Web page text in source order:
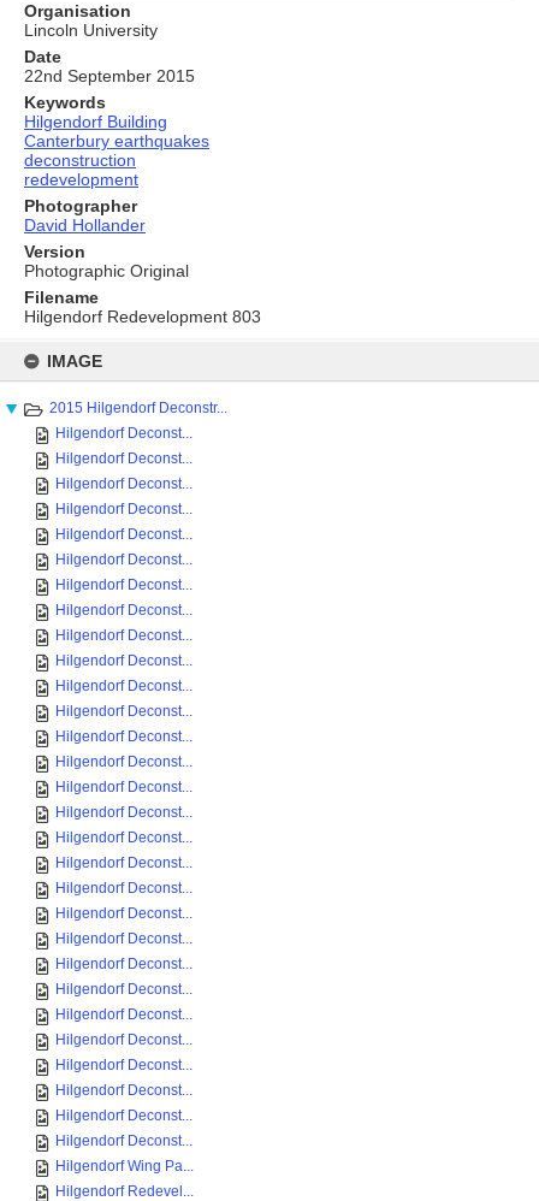
content
IMAGE
2015 Hilgendorf Deconstr...
Hilgendorf Deconst...
Hilgendorf Deconst...
Hilgendorf Deconst...
Hilgendorf Deconst...
Hilgendorf Deconst...
Hilgendorf Deconst...
Hilgendorf Deconst...
Hilgendorf Deconst...
Hilgendorf Deconst...
Hilgendorf Deconst...
Hilgendorf Deconst...
Hilgendorf Deconst...
Hilgendorf Deconst...
Hilgendorf Deconst...
Hilgendorf Deconst...
Hilgendorf Deconst...
Hilgendorf Deconst...
Hilgendorf Deconst...
Hilgendorf Deconst...
Hilgendorf Deconst...
Hilgendorf Deconst...
Hilgendorf Deconst...
Hilgendorf Deconst...
Hilgendorf Deconst...
Hilgendorf Deconst...
Hilgendorf Deconst...
Hilgendorf Deconst...
Hilgendorf Deconst...
Hilgendorf Deconst...
Hilgendorf Wing Pa...
Hilgendorf Redevel...
Organisation
Lincoln University
Date
22nd September 2015
Keywords
Hilgendorf Building
Canterbury earthquakes
deconstruction
redevelopment
Photographer
David Hollander
Version
Photographic Original
Filename
Hilgendorf Redevelopment 803